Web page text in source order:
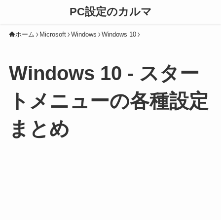
PC設定のカルマ
ホーム Microsoft Windows Windows 10
Windows 10 - スター
トメニューの各種設定
まとめ